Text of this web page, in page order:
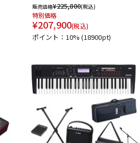
販売価格¥225,800(税込)
特別価格
¥207,900(税込)
ポイント：10%(18900pt)